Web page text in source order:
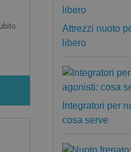
Attrezzi nuoto
libero
Integratori per
cosa serve